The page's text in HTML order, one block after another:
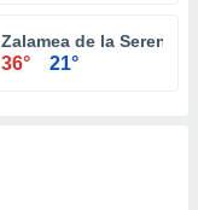
Zalamea de la Serena
36° 21°